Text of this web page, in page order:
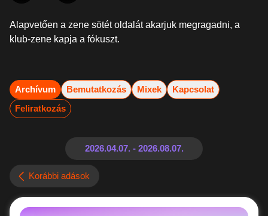
Alapvetően a zene sötét oldalát akarjuk megragadni, a
klub-zene kapja a fókuszt.
Archívum Bemutatkozás Mixek
Kapcsolat
Feliratkozás
Korábbi adások